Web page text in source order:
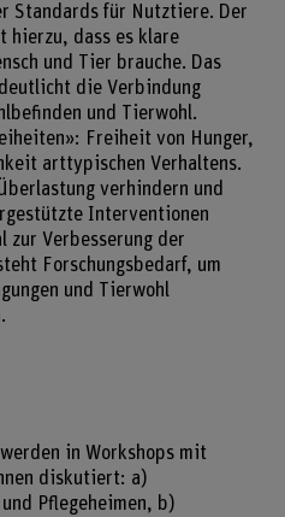
Standards für Nutztiere. Der
hierzu, dass es klare
und Tier brauche. Das
die Verbindung
und Tierwohl.
Freiheit von Hunger,
arttypischen Verhaltens.
verhindern und
Interventionen
zur Verbesserung der
Forschungsbedarf, um
und Tierwohl
in Workshops mit
diskutiert: a)
Pflegeheimen, b)